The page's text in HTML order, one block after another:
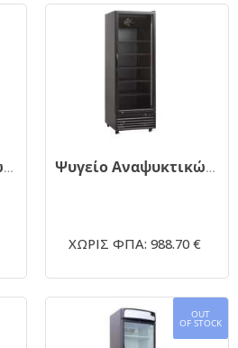
Ψυγείο Αναψυκτικών Μαύρο 600Lt 680x621x2136mm THINKCOOL TC-600 B PREMIUM Ψυγείο Αναψυκτικών Μαύρο 750Lt 700x790x2058mm THINKCOOL SD 726 B PREMIUM
ΧΩΡΙΣ ΦΠΑ: 988.70 €
OUT
OF STOCK